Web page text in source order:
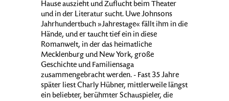
Hause auszieht und Zuflucht beim Theater
und in der Literatur sucht. Uwe Johnsons
Jahrhundertbuch »Jahrestage« fällt ihm in die
Hände, und er taucht tief ein in diese
Romanwelt, in der das heimatliche
Mecklenburg und New York, große
Geschichte und Familiensaga
zusammengebracht werden. - Fast 35 Jahre
später liest Charly Hübner, mittlerweile längst
ein beliebter, berühmter Schauspieler, die